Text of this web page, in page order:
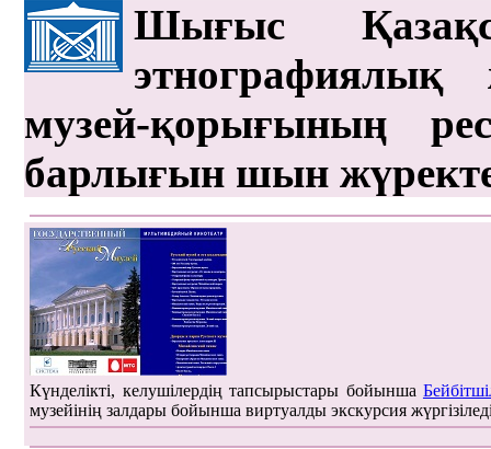
Шығыс
этнографиялық
музей-қорығының
барлығын шын
Күнделікті, келушілердің тапсырыстары бойынша
музейінің залдары бойынша виртуалды экскурсия